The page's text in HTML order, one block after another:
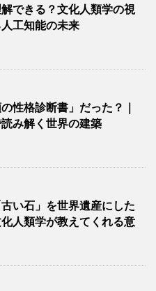
できる？文化人類学の視
工知能の未来
性格診断書」だった？｜
み解く世界の建築
い石」を世界遺産にした
人類学が教えてくれる意